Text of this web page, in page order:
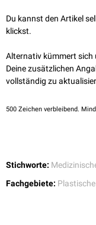
Dieästhetische Chirurgie
Korrektur
Brustvergrößerungen
Straffung derHaut
Operation von
Du kannst den Artikel
klickst.
Alternativ kümmert sich
Deine zusätzlichen
vollständig zu
500 Zeichen verbleibend.
Stichworte:
Fachgebiete: